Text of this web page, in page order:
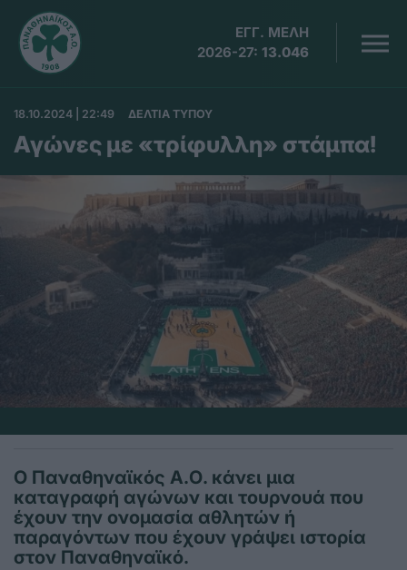
ΕΓΓ. ΜΕΛΗ
2026-27: 13.046
18.10.2024 | 22:49 ΔΕΛΤΙΑ ΤΥΠΟΥ
Αγώνες με «τρίφυλλη» στάμπα!
Ο Παναθηναϊκός Α.Ο. κάνει μια
καταγραφή αγώνων και τουρνουά που
έχουν την ονομασία αθλητών ή
παραγόντων που έχουν γράψει ιστορία
στον Παναθηναϊκό.